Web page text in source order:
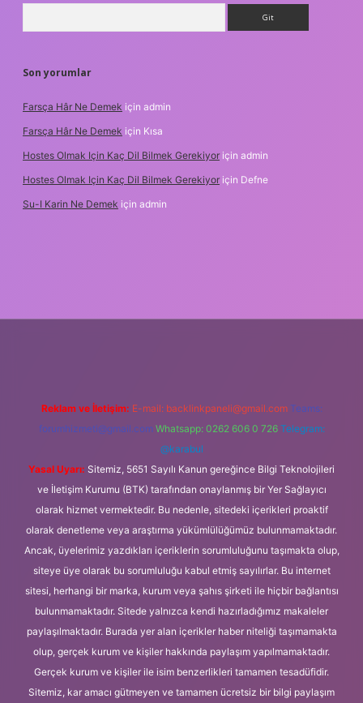
Son yorumlar
Farsça Hâr Ne Demek için admin
Farsça Hâr Ne Demek için Kısa
Hostes Olmak Için Kaç Dil Bilmek Gerekiyor için admin
Hostes Olmak Için Kaç Dil Bilmek Gerekiyor için Defne
Su-I Karin Ne Demek için admin
Reklam ve İletişim: E-mail: backlinkpaneli@gmail.com Teams:
forumhizmeti@gmail.com Whatsapp: 0262 606 0 726 Telegram:
@karabul
Yasal Uyarı: Sitemiz, 5651 Sayılı Kanun gereğince Bilgi Teknolojileri
ve İletişim Kurumu (BTK) tarafından onaylanmış bir Yer Sağlayıcı
olarak hizmet vermektedir. Bu nedenle, sitedeki içerikleri proaktif
olarak denetleme veya araştırma yükümlülüğümüz bulunmamaktadır.
Ancak, üyelerimiz yazdıkları içeriklerin sorumluluğunu taşımakta olup,
siteye üye olarak bu sorumluluğu kabul etmiş sayılırlar. Bu internet
sitesi, herhangi bir marka, kurum veya şahıs şirketi ile hiçbir bağlantısı
bulunmamaktadır. Sitede yalnızca kendi hazırladığımız makaleler
paylaşılmaktadır. Burada yer alan içerikler haber niteliği taşımamakta
olup, gerçek kurum ve kişiler hakkında paylaşım yapılmamaktadır.
Gerçek kurum ve kişiler ile isim benzerlikleri tamamen tesadüfidir.
Sitemiz, kar amacı gütmeyen ve tamamen ücretsiz bir bilgi paylaşım